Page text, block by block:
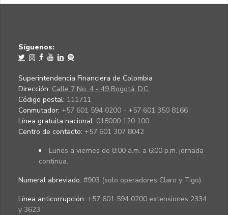
Síguenos:
Superintendencia Financiera de Colombia
Dirección: Calle 7 No. 4 - 49 Bogotá, D.C.
Código postal: 111711
Conmutador: +57 601 594 0200 - +57 601 350 8166
Línea gratuita nacional: 018000 120 100
Centro de contacto: +57 601 307 8042
Lunes a viernes de 8:00 a.m. a 6:00 p.m. jornada
continua.
Numeral abreviado: #903 (solo operadores Claro y Tigo)
Línea anticorrupción: +57 601 594 0200 extensiones 2334
y 3623